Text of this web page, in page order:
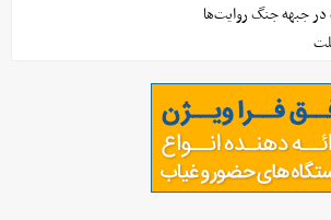
در جبهه جنگ روایت‌ها